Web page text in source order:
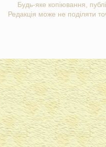
Будь-яке копіювання,
Редакція може не поділяти